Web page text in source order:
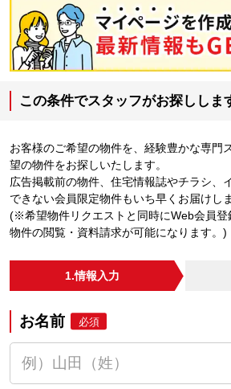
この条件でスタッフがお探ししま
お客様のご希望の物件を、経験豊かな専門
望の物件をお探しいたします。
広告掲載前の物件、住宅情報誌やチラシ、
できない会員限定物件もいち早くお届けしま
(※希望物件リクエストと同時にWeb会員登
物件の閲覧・資料請求が可能になります。)
1.情報入力
お名前 必須